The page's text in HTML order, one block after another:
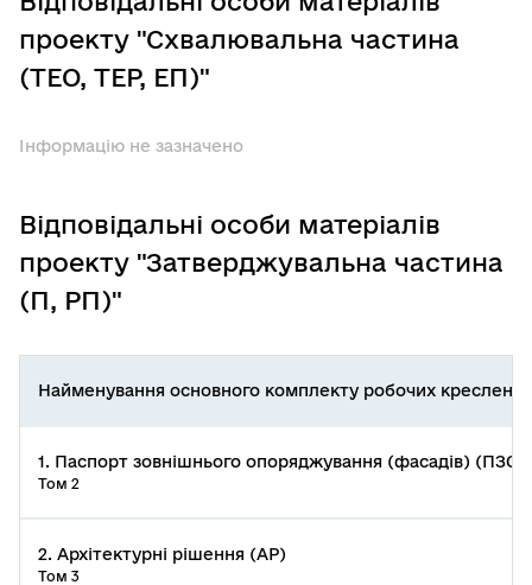
проекту "Схвалювальна частина
(ТЕО, ТЕР, ЕП)"
Інформацію не зазначено
Відповідальні особи матеріалів
проекту "Затверджувальна частина
(П, РП)"
Найменування основного комплекту робочих креслень
1. Паспорт зовнішнього опоряджування (фасадів) (ПЗО)
Том 2
2. Архітектурні рішення (АР)
Том 3